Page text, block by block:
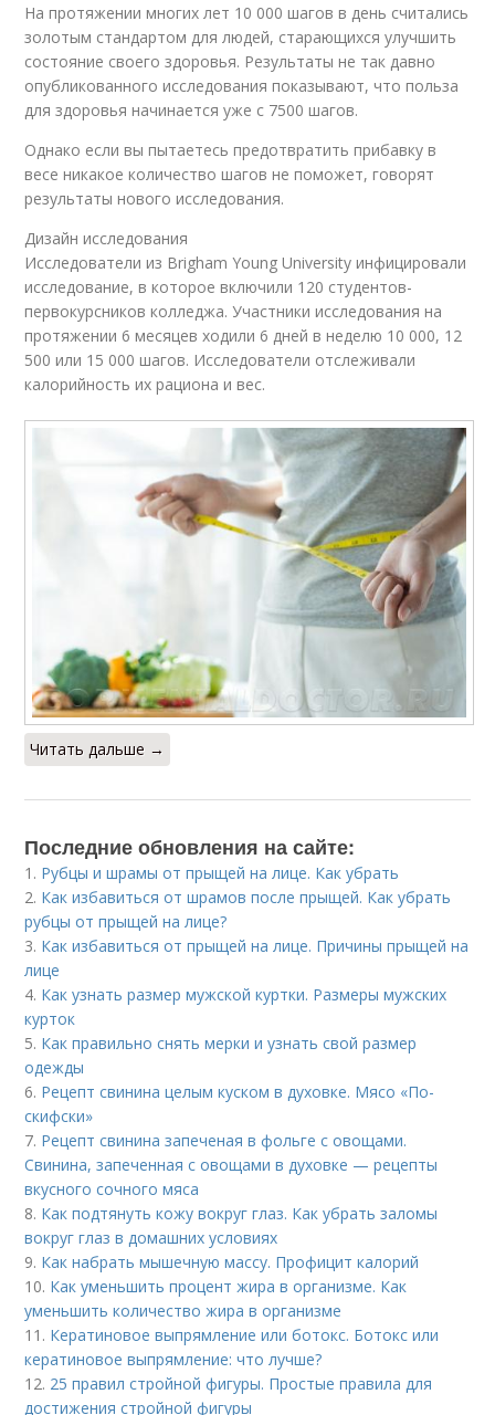
На протяжении многих лет 10 000 шагов в день считались
золотым стандартом для людей, старающихся улучшить
состояние своего здоровья. Результаты не так давно
опубликованного исследования показывают, что польза
для здоровья начинается уже с 7500 шагов.
Однако если вы пытаетесь предотвратить прибавку в
весе никакое количество шагов не поможет, говорят
результаты нового исследования.
Дизайн исследования
Исследователи из Brigham Young University инфицировали
исследование, в которое включили 120 студентов-
первокурсников колледжа. Участники исследования на
протяжении 6 месяцев ходили 6 дней в неделю 10 000, 12
500 или 15 000 шагов. Исследователи отслеживали
калорийность их рациона и вес.
Читать дальше →
Последние обновления на сайте:
1. Рубцы и шрамы от прыщей на лице. Как убрать
2. Как избавиться от шрамов после прыщей. Как убрать
рубцы от прыщей на лице?
3. Как избавиться от прыщей на лице. Причины прыщей на
лице
4. Как узнать размер мужской куртки. Размеры мужских
курток
5. Как правильно снять мерки и узнать свой размер
одежды
6. Рецепт свинина целым куском в духовке. Мясо «По-
скифски»
7. Рецепт свинина запеченая в фольге с овощами.
Свинина, запеченная с овощами в духовке — рецепты
вкусного сочного мяса
8. Как подтянуть кожу вокруг глаз. Как убрать заломы
вокруг глаз в домашних условиях
9. Как набрать мышечную массу. Профицит калорий
10. Как уменьшить процент жира в организме. Как
уменьшить количество жира в организме
11. Кератиновое выпрямление или ботокс. Ботокс или
кератиновое выпрямление: что лучше?
12. 25 правил стройной фигуры. Простые правила для
достижения стройной фигуры